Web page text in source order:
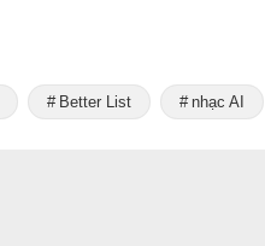
Better List nhạc AI